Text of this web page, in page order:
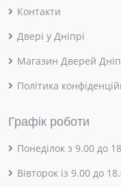
Контакти
Двері у Дніпрі
Магазин Дверей
Політика
Графік роботи
Понеділок з 9.00 до
Вівторок із 9.00 до